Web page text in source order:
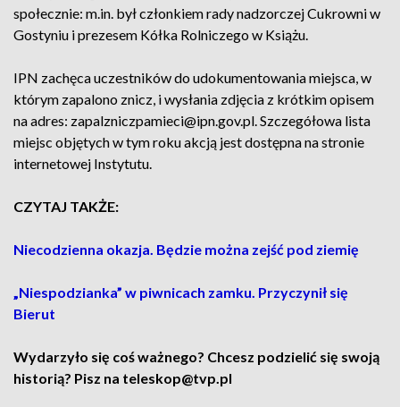
społecznie: m.in. był członkiem rady nadzorczej Cukrowni w
Gostyniu i prezesem Kółka Rolniczego w Książu.
IPN zachęca uczestników do udokumentowania miejsca, w
którym zapalono znicz, i wysłania zdjęcia z krótkim opisem
na adres: zapalzniczpamieci@ipn.gov.pl. Szczegółowa lista
miejsc objętych w tym roku akcją jest dostępna na stronie
internetowej Instytutu.
CZYTAJ TAKŻE:
Niecodzienna okazja. Będzie można zejść pod ziemię
„Niespodzianka” w piwnicach zamku. Przyczynił się
Bierut
Wydarzyło się coś ważnego? Chcesz podzielić się swoją
historią? Pisz na teleskop@tvp.pl